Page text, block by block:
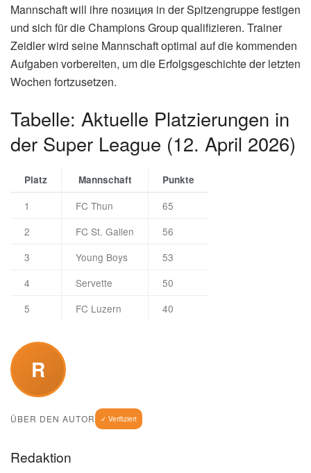
Mannschaft will ihre позиция in der Spitzengruppe festigen
und sich für die Champions Group qualifizieren. Trainer
Zeidler wird seine Mannschaft optimal auf die kommenden
Aufgaben vorbereiten, um die Erfolgsgeschichte der letzten
Wochen fortzusetzen.
Tabelle: Aktuelle Platzierungen in
der Super League (12. April 2026)
Platz Mannschaft Punkte
1 FC Thun
65
2
FC St. Gallen
56
3
Young Boys
53
4
Servette
50
5
FC Luzern 40
R
ÜBER DEN AUTOR ✓ Verifiziert
Redaktion